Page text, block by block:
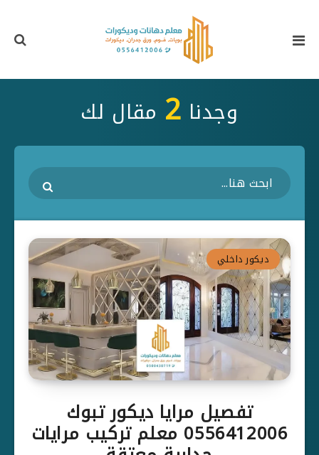
وجدنا2 مقال لك
ديكور داخلي
تفصيل مرايا ديكور تبوك
0556412006 معلم تركيب مرايات